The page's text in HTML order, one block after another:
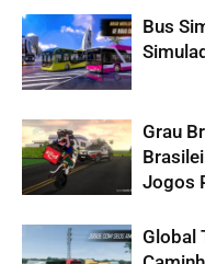
Bus
Grau
Jogos
Global